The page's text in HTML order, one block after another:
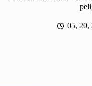
05, 20,